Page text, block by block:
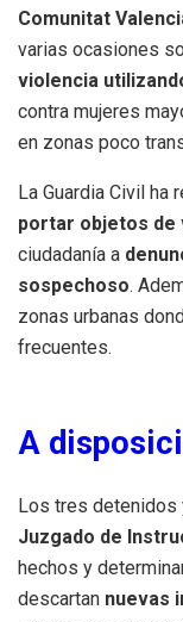
Comunitat
varias ocasiones
violencia
contra mujeres
en zonas poco
La Guardia Civil ha
portar objetos de
ciudadanía a
sospechoso.
zonas urbanas
frecuentes.
A
Los tres detenidos
Juzgado de
hechos y
descartan nuevas